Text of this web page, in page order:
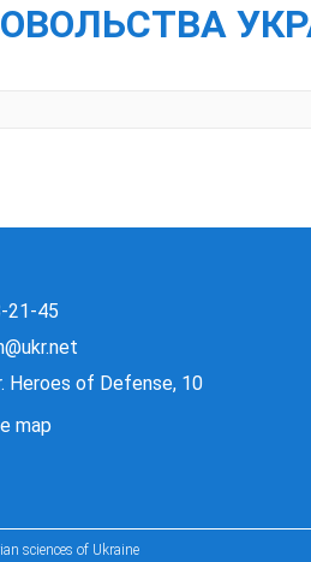
21-45
Heroes of Defense, 10
map
sciences of Ukraine